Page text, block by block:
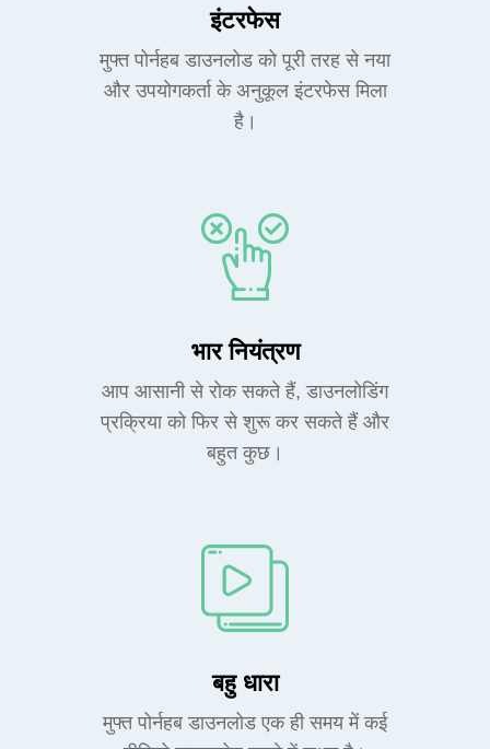
इंटरफेस
मुफ्त पोर्नहब डाउनलोड को पूरी तरह से नया
और उपयोगकर्ता के अनुकूल इंटरफेस मिला
है।
भार नियंत्रण
आप आसानी से रोक सकते हैं, डाउनलोडिंग
प्रक्रिया को फिर से शुरू कर सकते हैं और
बहुत कुछ।
बहु धारा
मुफ्त पोर्नहब डाउनलोड एक ही समय में कई